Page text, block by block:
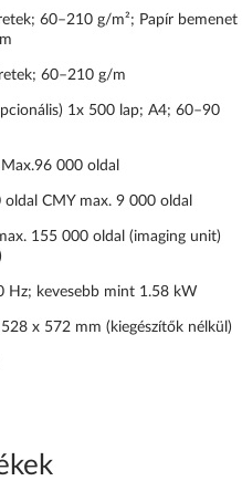
60–210 g/m²; Papír bemenet
60–210 g/m
1x 500 lap; A4; 60–90
000 oldal
CMY max. 9 000 oldal
155 000 oldal (imaging unit)
Hz; kevesebb mint 1.58 kW
x 572 mm (kiegészítők nélkül)